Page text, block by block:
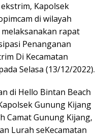
Kapolsek
di wilayah
rapat
Penanganan
Di Kecamatan
Selasa (13/12/2022).
di Hello Bintan Beach
Gunung Kijang
Camat Gunung Kijang,
Lurah seKecamatan